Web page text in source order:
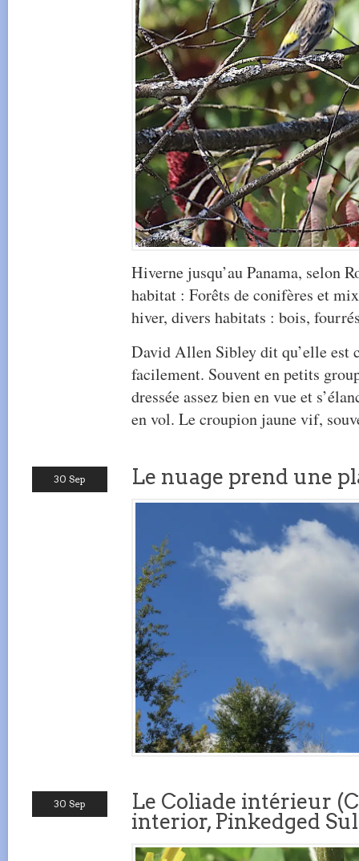
Hiverne jusqu’au Panama, selon
habitat : Forêts de conifères et
hiver, divers habitats : bois,
David Allen Sibley dit qu’elle est
facilement. Souvent en petits
dressée assez bien en vue et
en vol. Le croupion jaune vif,
30 Sep Le nuage prend une
30 Sep
Le Coliade intérieur
interior, Pinkedged